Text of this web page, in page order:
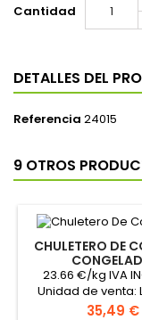
Cantidad
DETALLES DEL
Referencia 24015
9 OTROS
CHULETERO DE
23.66 €/kg IVA
Unidad de venta:
Precio venta: La
Precio
35,49 €